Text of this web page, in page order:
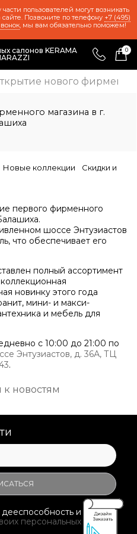
пользователей могут возникать
Позвоните по телефону +7 (495)
, мы вам обязательно поможем!
салонов KERAMA
0
нового
магазина в г.
Новые коллекции
Скидки и
первого фирменного
шоссе Энтузиастов
что обеспечивает его
полный ассортимент
коллекционная
новинку этого года
мини- и макси-
и мебель для
с 10:00 до 21:00 по
Энтузиастов, д. 36А, ТЦ
.
к новостям
и даю
персональных